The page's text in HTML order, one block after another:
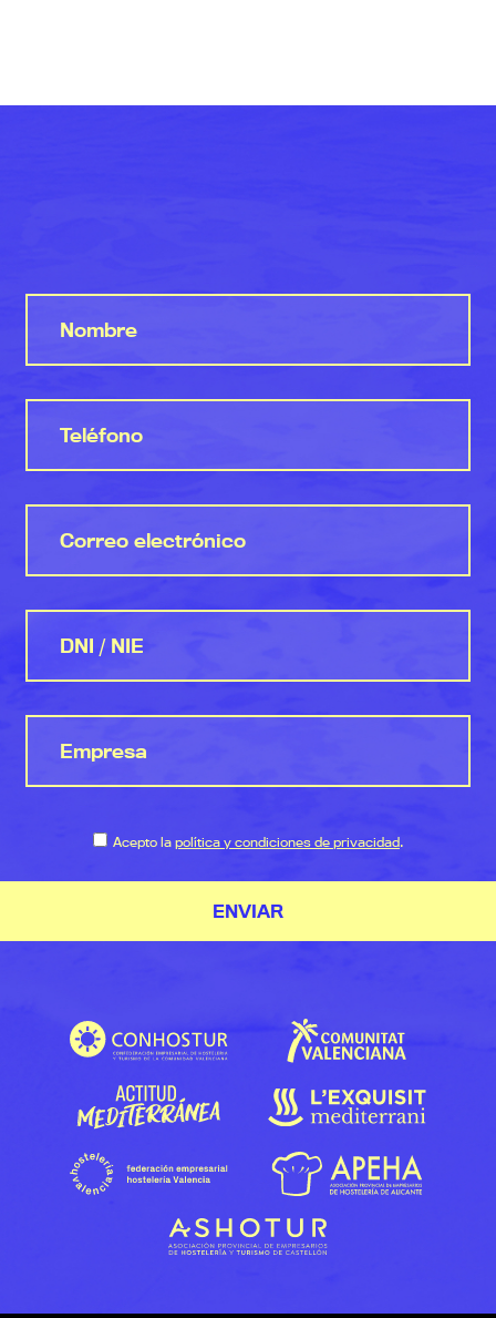
Acepto la política y condiciones de privacidad.
ENVIAR